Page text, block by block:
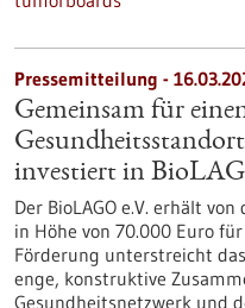
Pressemitteilung -
Gemeinsam für
investiert in
Der BioLAGO e.V. erhält
in Höhe von 70.000 Euro
Förderung unterstreicht
enge, konstruktive
Gesundheitsnetzwerk und